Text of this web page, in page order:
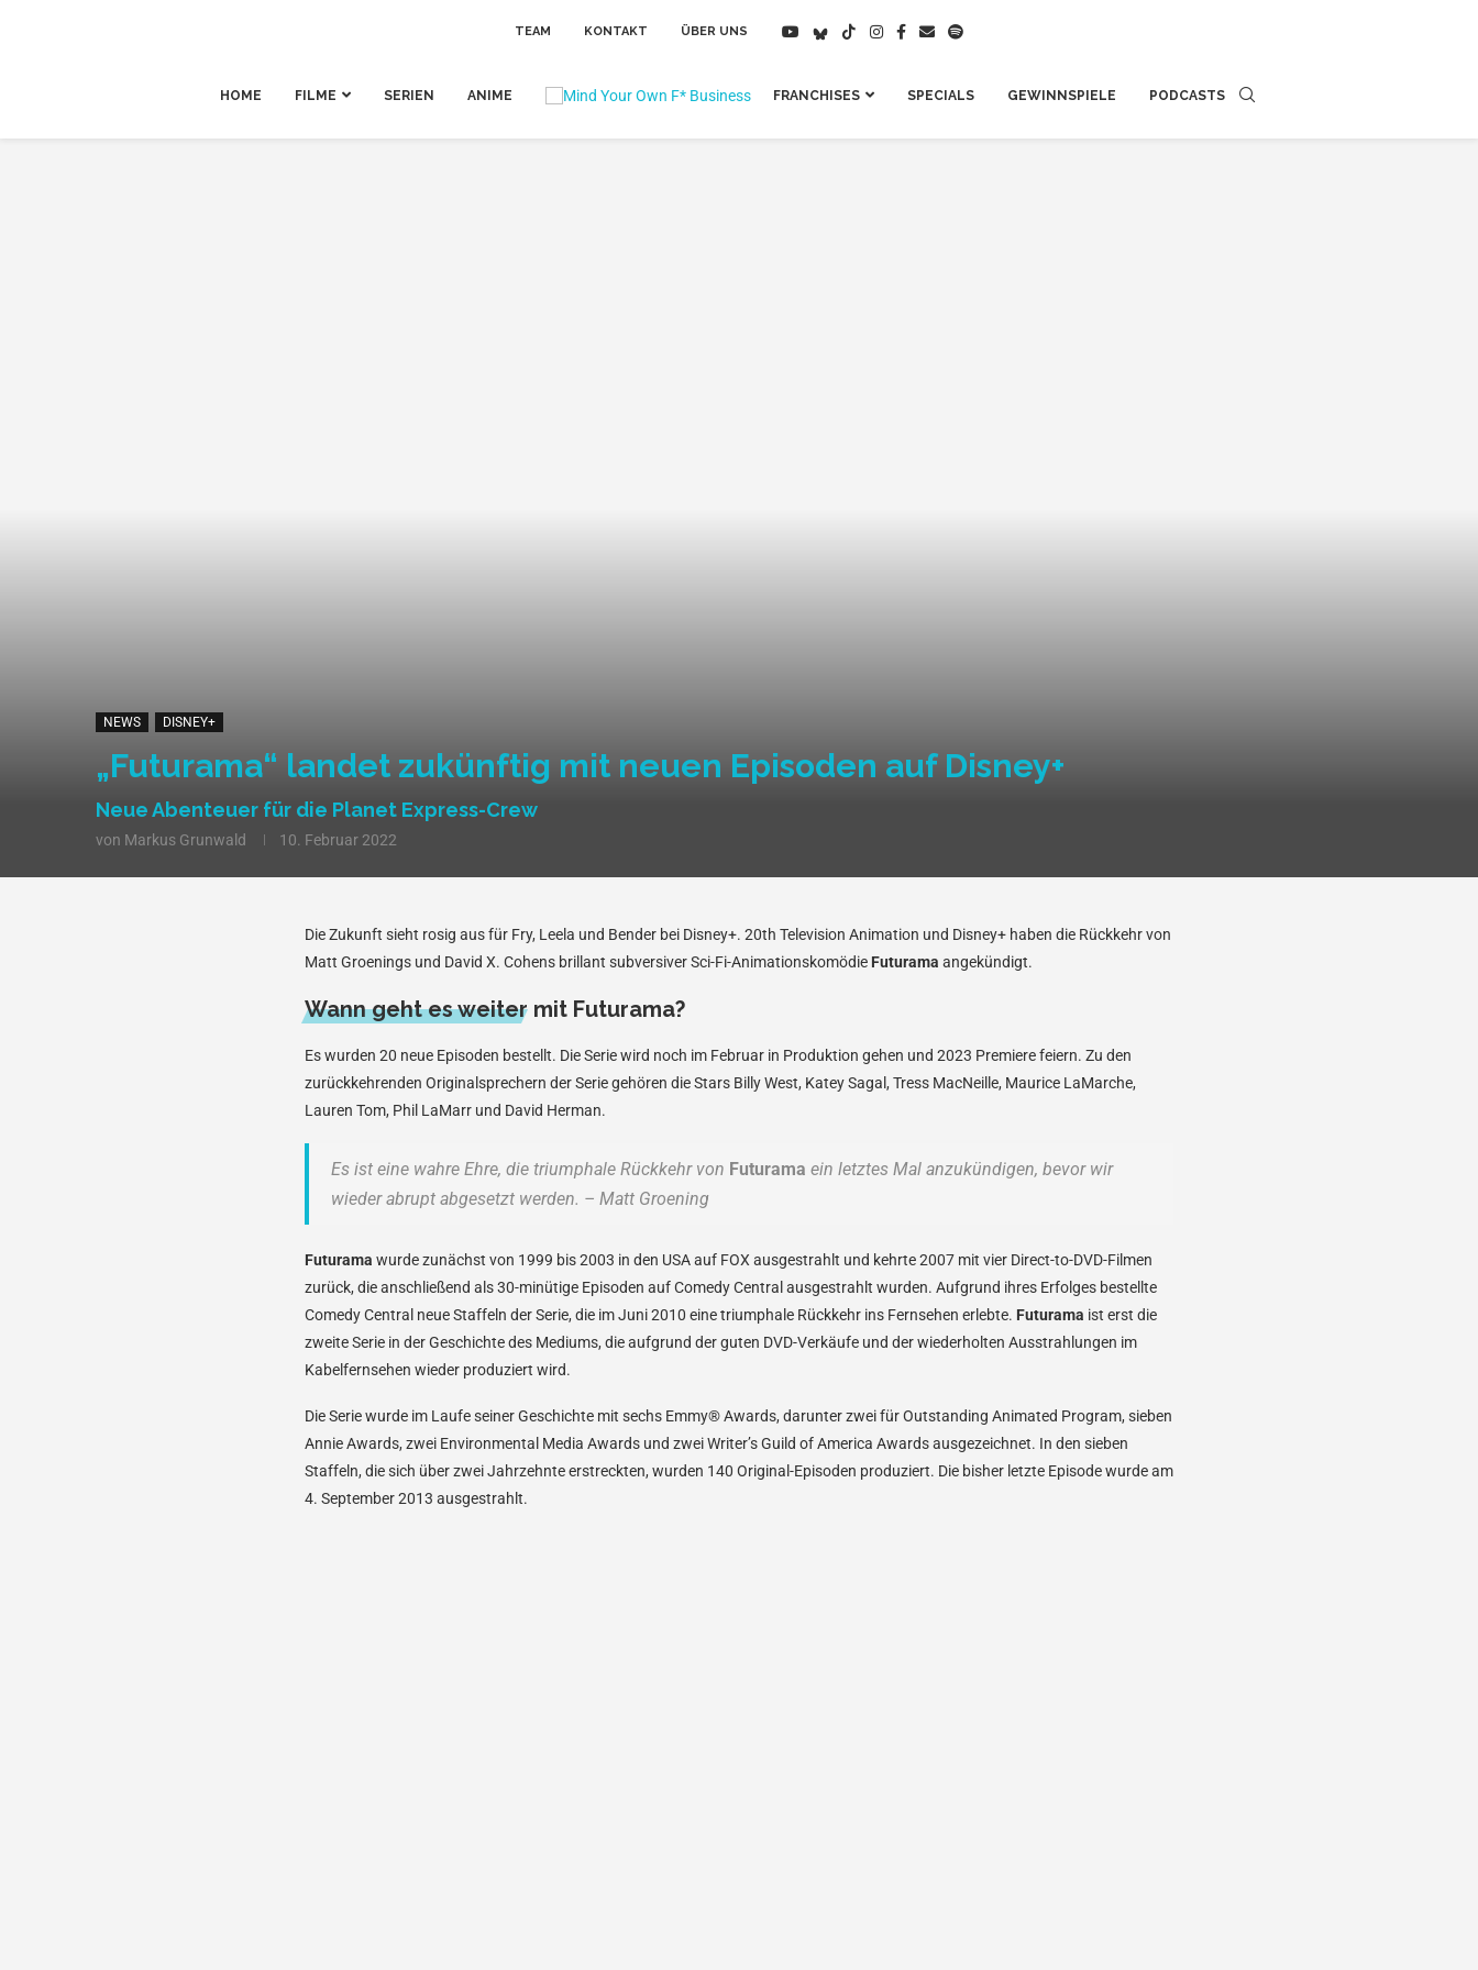
TEAM KONTAKT ÜBER UNS
HOME FILME SERIEN ANIME FRANCHISES SPECIALS GEWINNSPIELE PODCASTS
NEWS DISNEY+
„Futurama“ landet zukünftig mit neuen Episoden auf Disney+
Neue Abenteuer für die Planet Express-Crew
von Markus Grunwald 10. Februar 2022
Die Zukunft sieht rosig aus für Fry, Leela und Bender bei Disney+. 20th Television Animation und Disney+ haben die Rückkehr von
Matt Groenings und David X. Cohens brillant subversiver Sci-Fi-Animationskomödie Futurama angekündigt.
Wann geht es weiter mit Futurama?
Es wurden 20 neue Episoden bestellt. Die Serie wird noch im Februar in Produktion gehen und 2023 Premiere feiern. Zu den
zurückkehrenden Originalsprechern der Serie gehören die Stars Billy West, Katey Sagal, Tress MacNeille, Maurice LaMarche,
Lauren Tom, Phil LaMarr und David Herman.
Es ist eine wahre Ehre, die triumphale Rückkehr von Futurama ein letztes Mal anzukündigen, bevor wir
wieder abrupt abgesetzt werden. – Matt Groening
Futurama wurde zunächst von 1999 bis 2003 in den USA auf FOX ausgestrahlt und kehrte 2007 mit vier Direct-to-DVD-Filmen
zurück, die anschließend als 30-minütige Episoden auf Comedy Central ausgestrahlt wurden. Aufgrund ihres Erfolges bestellte
Comedy Central neue Staffeln der Serie, die im Juni 2010 eine triumphale Rückkehr ins Fernsehen erlebte. Futurama ist erst die
zweite Serie in der Geschichte des Mediums, die aufgrund der guten DVD-Verkäufe und der wiederholten Ausstrahlungen im
Kabelfernsehen wieder produziert wird.
Die Serie wurde im Laufe seiner Geschichte mit sechs Emmy® Awards, darunter zwei für Outstanding Animated Program, sieben
Annie Awards, zwei Environmental Media Awards und zwei Writer’s Guild of America Awards ausgezeichnet. In den sieben
Staffeln, die sich über zwei Jahrzehnte erstreckten, wurden 140 Original-Episoden produziert. Die bisher letzte Episode wurde am
4. September 2013 ausgestrahlt.